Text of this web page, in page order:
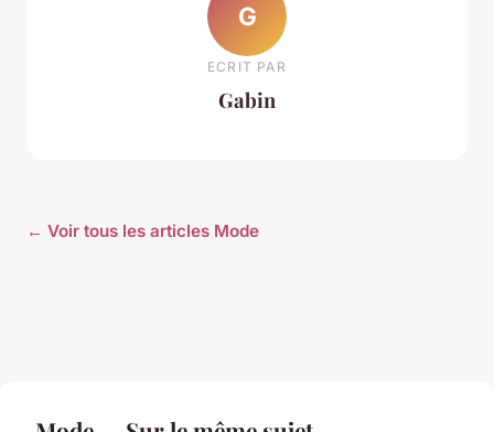
G
ECRIT PAR
Gabin
← Voir tous les articles Mode